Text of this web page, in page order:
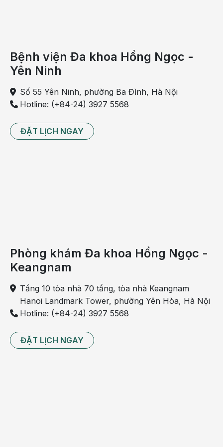
Có thể bạn quan tâm:
Block nhĩ thất độ 1 có cần điều trị không?
Block nhĩ thất có mấy cấp độ? Phát hiện
sớm để điều trị hiệu quả
Căng não đặt 2 stent cứu bệnh nhân tái
Bệnh viện Đa khoa Hồng Ngọc -
Yên Ninh
Số 55 Yên Ninh, phường Ba Đình, Hà Nội
Hotline: (+84-24) 3927 5568
ĐẶT LỊCH NGAY
Phòng khám Đa khoa Hồng Ngọc -
Keangnam
Tầng 10 tòa nhà 70 tầng, tòa nhà Keangnam
Hanoi Landmark Tower, phường Yên Hòa, Hà Nội
Hotline: (+84-24) 3927 5568
ĐẶT LỊCH NGAY